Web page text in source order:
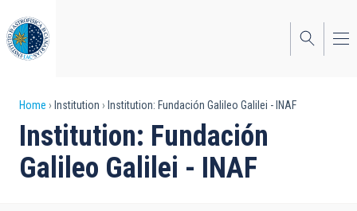
to
main
content
Breadcrumb
Home Institution Institution: Fundación Galileo Galilei - INAF
Institution: Fundación
Galileo Galilei - INAF